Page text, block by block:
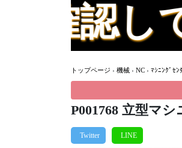
、安
トップページ › 機械 › NC › ﾏｼﾆﾝｸﾞｾﾝ
P001768 立型マ